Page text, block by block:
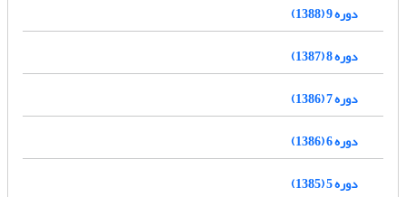
دوره 9 (1388)
دوره 8 (1387)
دوره 7 (1386)
دوره 6 (1386)
دوره 5 (1385)